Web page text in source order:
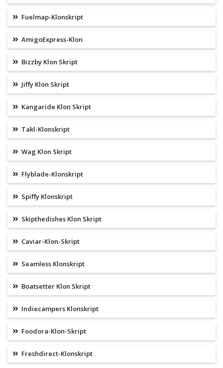
Fuelmap-Klonskript
AmigoExpress-Klon
Bizzby Klon Skript
Jiffy Klon Skript
Kangaride Klon Skript
Takl-Klonskript
Wag Klon Skript
Flyblade-Klonskript
Spiffy Klonskript
Skipthedishes Klon Skript
Caviar-Klon-Skript
Seamless Klonskript
Boatsetter Klon Skript
Indiecampers Klonskript
Foodora-Klon-Skript
Freshdirect-Klonskript